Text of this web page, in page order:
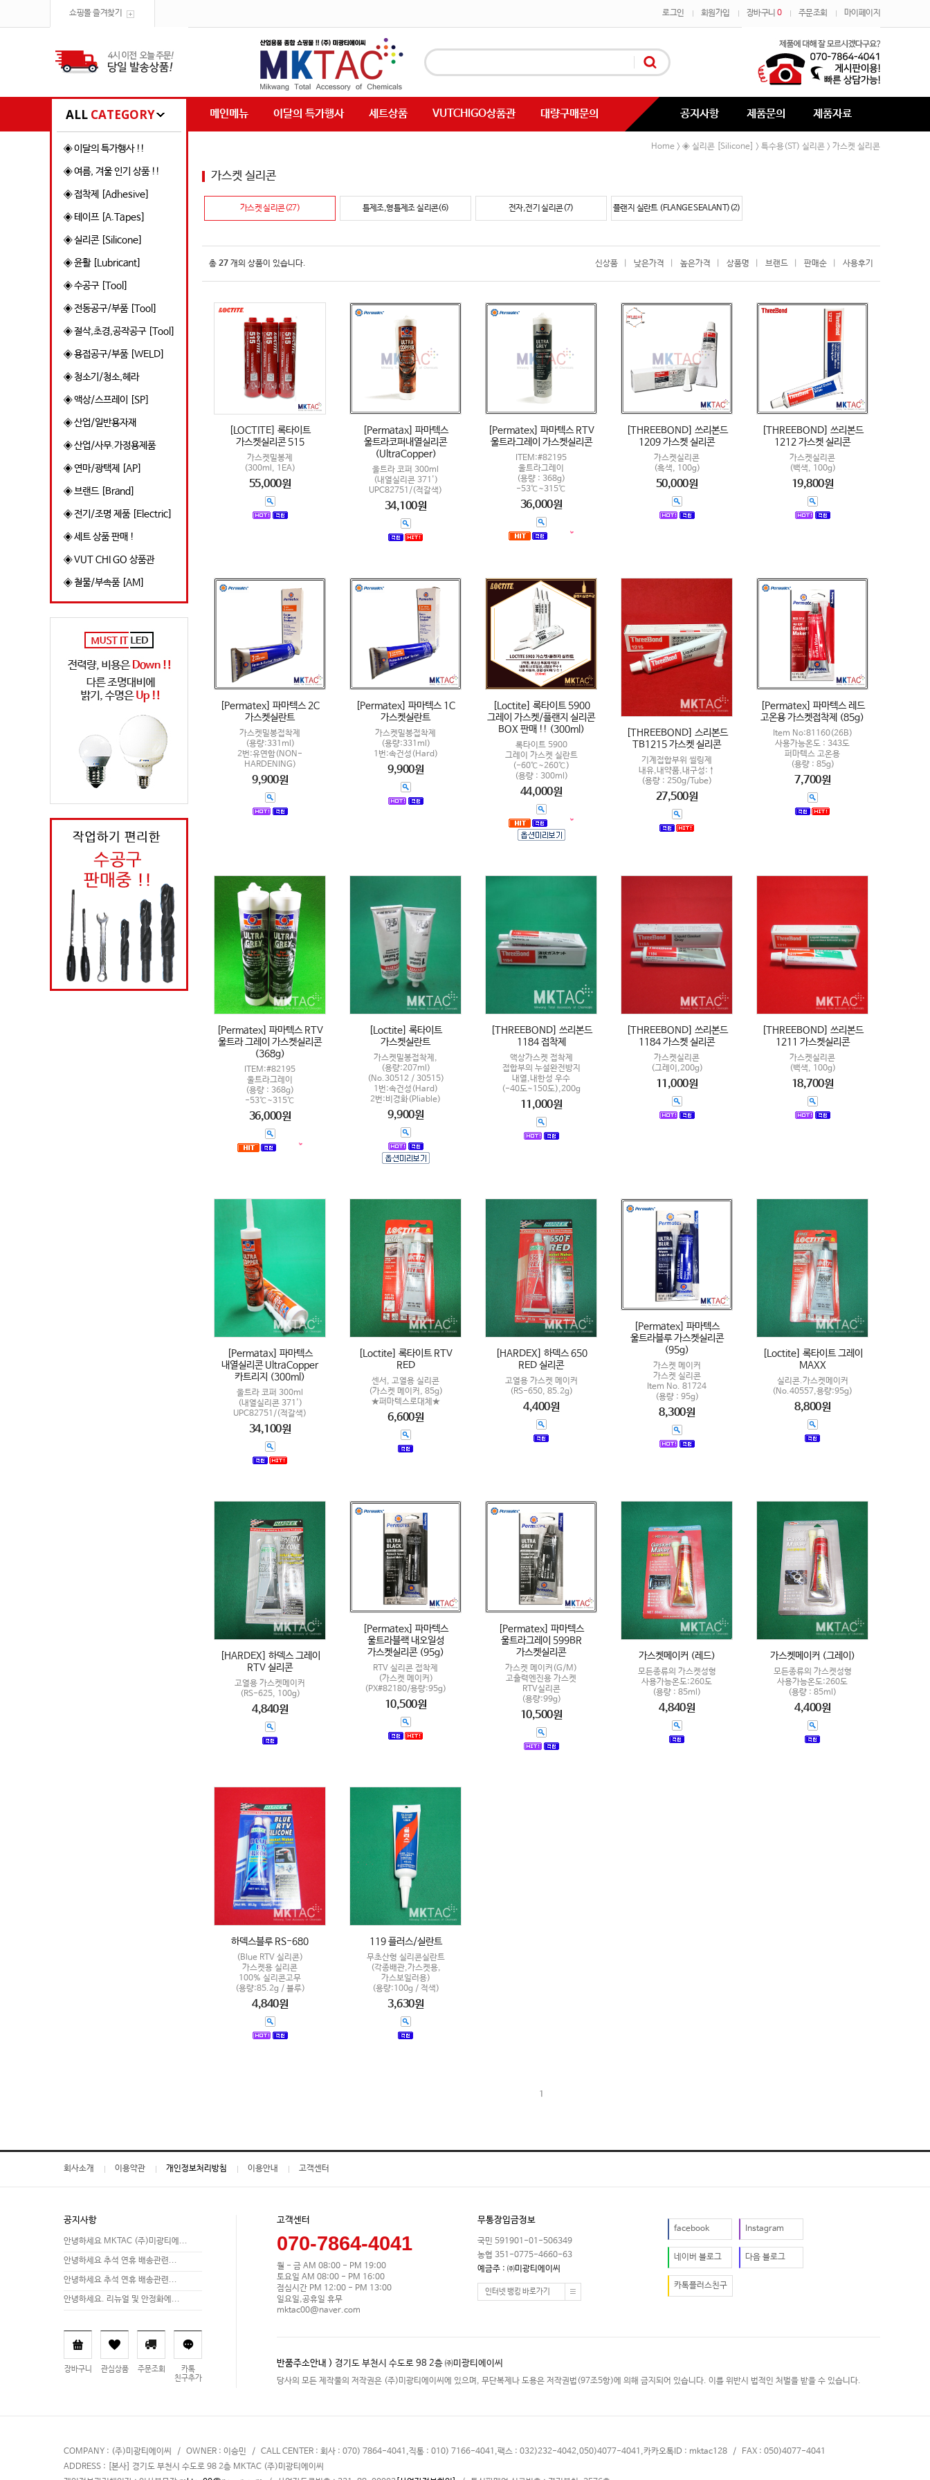
쇼핑몰 즐겨찾기 로그인 회원가입 장바구니 0 주문조회 마이페이지
ALL CATEGORY 메인메뉴 이달의 특가행사 세트상품 VUTCHIGO상품관 대량구매문의 공지사항 제품문의 제품자료
◈ 이달의 특가행사 !!
◈ 여름, 겨울 인기 상품 !!
◈ 접착제 [Adhesive]
◈ 테이프 [A.Tapes]
◈ 실리콘 [Silicone]
◈ 윤활 [Lubricant]
◈ 수공구 [Tool]
◈ 전동공구/부품 [Tool]
◈ 절삭,초경,공작공구 [Tool]
◈ 용접공구/부품 [WELD]
◈ 청소기/청소,헤라
◈ 액상/스프레이 [SP]
◈ 산업/일반용자재
◈ 산업/사무.가정용제품
◈ 연마/광택제 [AP]
◈ 브랜드 [Brand]
◈ 전기/조명 제품 [Electric]
◈ 세트 상품 판매 !
◈ VUT CHI GO 상품관
◈ 철물/부속품 [AM]
Home > ◈ 실리콘 [Silicone] > 특수용(ST) 실리콘 > 가스켓 실리콘
가스켓 실리콘
가스켓 실리콘(27) 틀제조,형틀제조 실리콘(6) 전자,전기 실리콘(7) 플랜지 실란트 (FLANGE SEALANT)(2)
총 27 개의 상품이 있습니다. 신상품 낮은가격 높은가격 상품명 브랜드 판매순 사용후기
[LOCTITE] 록타이트
가스켓실리콘 515
가스켓밀봉제
(300ml, 1EA)
55,000원
[Permatax] 파마텍스
울트라코퍼내열실리콘
(UltraCopper)
울트라 코퍼 300ml
(내열실리콘 371')
UPC82751/(적갈색)
34,100원
[Permatex] 파마텍스 RTV
울트라그레이 가스켓실리콘
ITEM:#82195
울트라그레이
(용량 : 368g)
-53℃~315℃
36,000원
[THREEBOND] 쓰리본드
1209 가스켓 실리콘
가스켓실리콘
(흑색, 100g)
50,000원
[THREEBOND] 쓰리본드
1212 가스켓 실리콘
가스켓실리콘
(백색, 100g)
19,800원
[Permatex] 파마텍스 2C
가스켓실란트
가스켓밀봉접착제
(용량:331ml)
2번:유연함(NON-
HARDENING)
9,900원
[Permatex] 파마텍스 1C
가스켓실란트
가스켓밀봉접착제
(용량:331ml)
1번:속건성(Hard)
9,900원
[Loctite] 록타이트 5900
그레이 가스켓/플랜지 실리콘
BOX 판매 !! (300ml)
록타이트 5900
그레이 가스켓 실란트
(-60℃~260℃)
(용량 : 300ml)
44,000원
[THREEBOND] 스리본드
TB1215 가스켓 실리콘
기계접합부위 씰링제
내유,내약품,내구성:↑
(용량 : 250g/Tube)
27,500원
[Permatex] 파마텍스 레드
고온용 가스켓접착제 (85g)
Item No:81160(26B)
사용가능온도 : 343도
퍼마텍스 고온용
(용량 : 85g)
7,700원
[Permatex] 파마텍스 RTV
울트라 그레이 가스켓실리콘
(368g)
ITEM:#82195
울트라그레이
(용량 : 368g)
-53℃~315℃
36,000원
[Loctite] 록타이트
가스켓실란트
가스켓밀봉접착제,
(용량:207ml)
(No.30512 / 30515)
1번:속건성(Hard)
2번:비경화(Pliable)
9,900원
[THREEBOND] 쓰리본드
1184 접착제
액상가스켓 접착제
접합부의 누설완전방지
내열,내한성 우수
(-40도~150도),200g
11,000원
[THREEBOND] 쓰리본드
1184 가스켓 실리콘
가스켓실리콘
(그레이,200g)
11,000원
[THREEBOND] 쓰리본드
1211 가스켓실리콘
가스켓실리콘
(백색, 100g)
18,700원
[Permatax] 파마텍스
내열실리콘 UltraCopper
카트리지 (300ml)
울트라 코퍼 300ml
(내열실리콘 371')
UPC82751/(적갈색)
34,100원
[Loctite] 록타이트 RTV
RED
센서, 고열용 실리콘
(가스켓 메이커, 85g)
★퍼마텍스로대체★
6,600원
[HARDEX] 하덱스 650
RED 실리콘
고열용 가스켓 메이커
(RS-650, 85.2g)
4,400원
[Permatex] 파마텍스
울트라블루 가스켓실리콘
(95g)
가스켓 메이커
가스켓 실리콘
Item No. 81724
(용량 : 95g)
8,300원
[Loctite] 록타이트 그레이
MAXX
실리콘.가스켓메이커
(No.40557,용량:95g)
8,800원
[HARDEX] 하덱스 그레이
RTV 실리콘
고열용 가스켓메이커
(RS-625, 100g)
4,840원
[Permatex] 파마텍스
울트라블랙 내오일성
가스켓실리콘 (95g)
RTV 실리콘 접착제
(가스켓 메이커)
(PX#82180/용량:95g)
10,500원
[Permatex] 파마텍스
울트라그레이 599BR
가스켓실리콘
가스켓 메이커(G/M)
고출력엔진용 가스켓
RTV실리콘
(용량:99g)
10,500원
가스켓메이커 (레드)
모든종류의 가스켓성형
사용가능온도:260도
(용량 : 85ml)
4,840원
가스켓메이커 (그레이)
모든종류의 가스켓성형
사용가능온도:260도
(용량 : 85ml)
4,400원
하덱스블루 RS-680
(Blue RTV 실리콘)
가스켓용 실리콘
100% 실리콘고무
(용량:85.2g / 블루)
4,840원
119 플러스/실란트
무초산형 실리콘실란트
(각종배관,가스켓용,
가스보일러용)
(용량:100g / 적색)
3,630원
1
회사소개 이용약관 개인정보처리방침 이용안내 고객센터
공지사항
안녕하세요 MKTAC (주)미광티에...
안녕하세요 추석 연휴 배송관련...
안녕하세요 추석 연휴 배송관련...
안녕하세요. 리뉴얼 및 안정화에...
장바구니 관심상품 주문조회
카톡
친구추가
고객센터
070-7864-4041
월 - 금 AM 08:00 - PM 19:00
토요일 AM 08:00 - PM 16:00
점심시간 PM 12:00 - PM 13:00
일요일,공휴일 휴무
mktac00@naver.com
무통장입금정보
국민 591901-01-506349
농협 351-0775-4660-63
예금주 : ㈜미광티에이씨
인터넷 뱅킹 바로가기
facebook Instagram
네이버 블로그 다음 블로그
카톡플러스친구
반품주소안내 ) 경기도 부천시 수도로 98 2층 ㈜미광티에이씨
당사의 모든 제작물의 저작권은 (주)미광티에이씨에 있으며, 무단복제나 도용은 저작권법(97조5항)에 의해 금지되어 있습니다. 이를 위반시 법적인 처벌을 받을 수 있습니다.
COMPANY : (주)미광티에이씨 / OWNER : 이승민 / CALL CENTER : 회사 : 070) 7864-4041,직통 : 010) 7166-4041,팩스 : 032)232-4042,050)4077-4041,카카오톡ID : mktac128 / FAX : 050)4077-4041
ADDRESS : [본사] 경기도 부천시 수도로 98 2층 MKTAC (주)미광티에이씨